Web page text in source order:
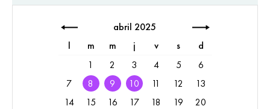
abril 2025
l
m m j v s
d
1
2 3 4 5
6
7
8 9 10 11 12
13
14
15 16 17 18 19
20